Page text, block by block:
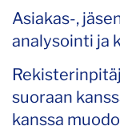
Asiakas-,
analysointi ja
suoraan
kanssa